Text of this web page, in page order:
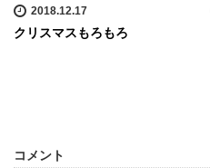
2018.12.17
クリスマスもろもろ
コメント